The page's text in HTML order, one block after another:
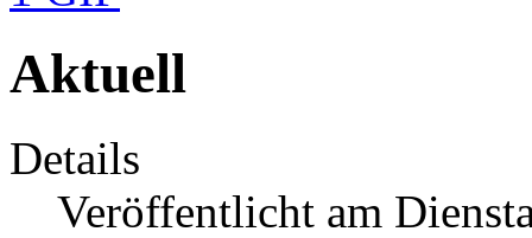
Aktuell
Details
Veröffentlicht am